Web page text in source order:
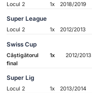
Locul 2 1x 2018/2019
Super League
Locul 2 1x 2012/2013
Swiss Cup
Câștigătorul
final
1x 2012/2013
Super Lig
Locul 2 1x 2013/2014